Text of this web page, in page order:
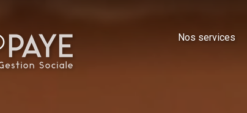
Nos services